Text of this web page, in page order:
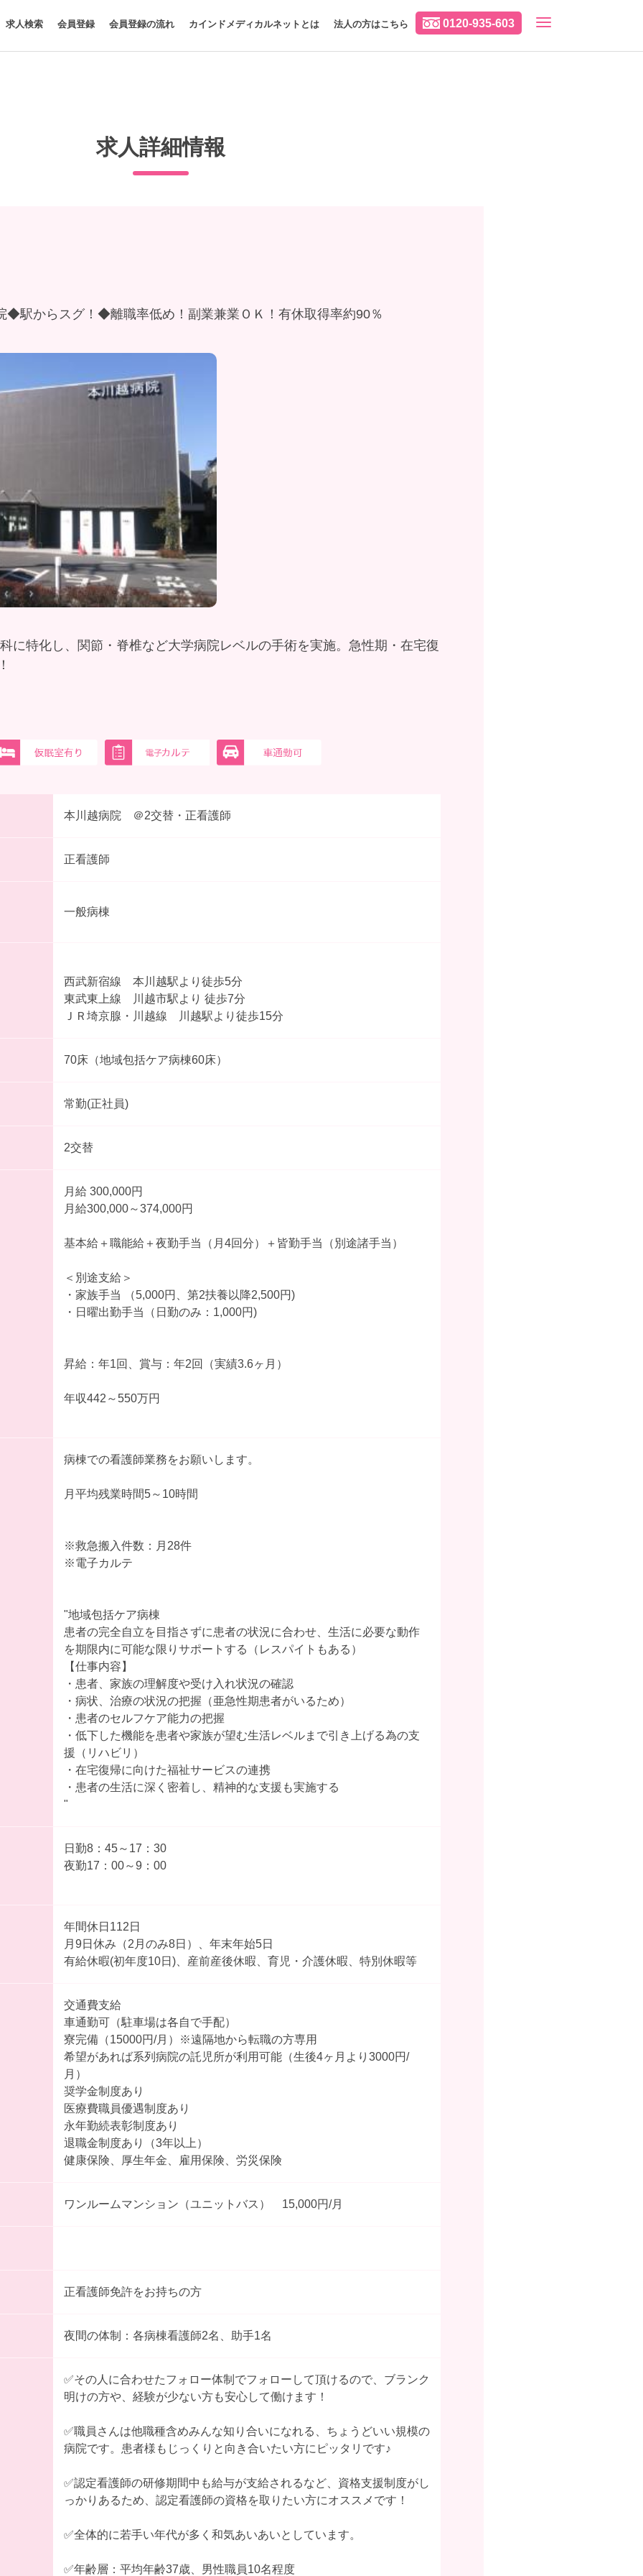
0120-935-603
求人検索 会員登録 会員登録の流れ カインドメディカルネットとは 法人の方はこちら
求人詳細情報
◆駅からスグ！◆離職率低め！副業兼業ＯＫ！有休取得率約90％
に特化し、関節・脊椎など大学病院レベルの手術を実施。急性期・在宅復
本川越病院 ＠2交替・正看護師
正看護師
一般病棟
西武新宿線 本川越駅より徒歩5分
東武東上線 川越市駅より 徒歩7分
ＪＲ埼京腺・川越線 川越駅より徒歩15分
70床（地域包括ケア病棟60床）
常勤(正社員)
2交替
月給 300,000円
月給300,000～374,000円
基本給＋職能給＋夜勤手当（月4回分）＋皆勤手当（別途諸手当）
＜別途支給＞
・家族手当 （5,000円、第2扶養以降2,500円)
・日曜出勤手当（日勤のみ：1,000円)
昇給：年1回、賞与：年2回（実績3.6ヶ月）
年収442～550万円
病棟での看護師業務をお願いします。
月平均残業時間5～10時間
※救急搬入件数：月28件
※電子カルテ
"地域包括ケア病棟
患者の完全自立を目指さずに患者の状況に合わせ、生活に必要な動作
を期限内に可能な限りサポートする（レスパイトもある）
【仕事内容】
・患者、家族の理解度や受け入れ状況の確認
・病状、治療の状況の把握（亜急性期患者がいるため）
・患者のセルフケア能力の把握
・低下した機能を患者や家族が望む生活レベルまで引き上げる為の支
援（リハビリ）
・在宅復帰に向けた福祉サービスの連携
・患者の生活に深く密着し、精神的な支援も実施する
"
日勤8：45～17：30
夜勤17：00～9：00
年間休日112日
月9日休み（2月のみ8日）、年末年始5日
有給休暇(初年度10日)、産前産後休暇、育児・介護休暇、特別休暇等
交通費支給
車通勤可（駐車場は各自で手配）
寮完備（15000円/月）※遠隔地から転職の方専用
希望があれば系列病院の託児所が利用可能（生後4ヶ月より3000円/
月）
奨学金制度あり
医療費職員優遇制度あり
永年勤続表彰制度あり
退職金制度あり（3年以上）
健康保険、厚生年金、雇用保険、労災保険
ワンルームマンション（ユニットバス） 15,000円/月
正看護師免許をお持ちの方
夜間の体制：各病棟看護師2名、助手1名
✅その人に合わせたフォロー体制でフォローして頂けるので、ブランク
明けの方や、経験が少ない方も安心して働けます！
✅職員さんは他職種含めみんな知り合いになれる、ちょうどいい規模の
病院です。患者様もじっくりと向き合いたい方にピッタリです♪
✅認定看護師の研修期間中も給与が支給されるなど、資格支援制度がし
っかりあるため、認定看護師の資格を取りたい方にオススメです！
✅全体的に若手い年代が多く和気あいあいとしています。
✅年齢層：平均年齢37歳、男性職員10名程度